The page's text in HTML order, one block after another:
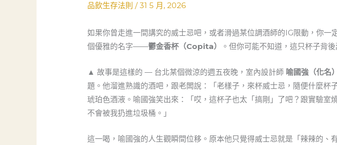
品飲生存法則 /31 5 月, 2026
如果你曾走進一間講究的威士忌吧，或者滑過某位調酒師的IG限動，你
個優雅的名字——鬱金香杯（Copita） 。但你可能不知道，這只杯子背
▲ 故事是這樣的 — 台北某個微涼的週五夜晚，室內設計師 喻國強（化名）
題。他溜進熟識的酒吧，跟老闆說：「老樣子，來杯威士忌，隨便什麼
琥珀色酒液。喻國強笑出來：「哎，這杯子也太「搞剛」了吧？跟實驗
不會被我扔進垃圾桶。」
這一喝，喻國強的人生觀瞬間位移。原本他只覺得威士忌就是「辣辣的